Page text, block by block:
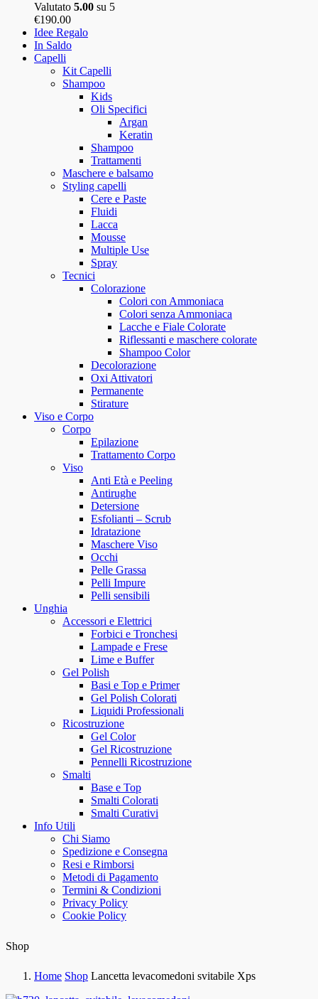
Valutato 5.00 su 5
€190.00
Idee Regalo
In Saldo
Capelli
Kit Capelli
Shampoo
Kids
Oli Specifici
Argan
Keratin
Shampoo
Trattamenti
Maschere e balsamo
Styling capelli
Cere e Paste
Fluidi
Lacca
Mousse
Multiple Use
Spray
Tecnici
Colorazione
Colori con Ammoniaca
Colori senza Ammoniaca
Lacche e Fiale Colorate
Riflessanti e maschere colorate
Shampoo Color
Decolorazione
Oxi Attivatori
Permanente
Stirature
Viso e Corpo
Corpo
Epilazione
Trattamento Corpo
Viso
Anti Età e Peeling
Antirughe
Detersione
Esfolianti – Scrub
Idratazione
Maschere Viso
Occhi
Pelle Grassa
Pelli Impure
Pelli sensibili
Unghia
Accessori e Elettrici
Forbici e Tronchesi
Lampade e Frese
Lime e Buffer
Gel Polish
Basi e Top e Primer
Gel Polish Colorati
Liquidi Professionali
Ricostruzione
Gel Color
Gel Ricostruzione
Pennelli Ricostruzione
Smalti
Base e Top
Smalti Colorati
Smalti Curativi
Info Utili
Chi Siamo
Spedizione e Consegna
Resi e Rimborsi
Metodi di Pagamento
Termini & Condizioni
Privacy Policy
Cookie Policy
Shop
Home Shop Lancetta levacomedoni svitabile Xps